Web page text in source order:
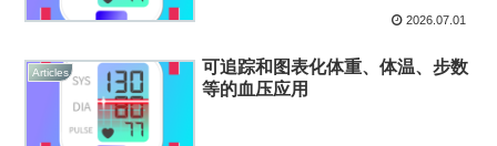
2026.07.01
Articles
可追踪和图表化体重、体温、步数
等的血压应用